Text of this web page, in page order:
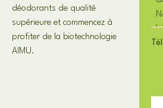
déodorants de qualité
supérieure et commencez à
profiter de la biotechnologie
AIMU.